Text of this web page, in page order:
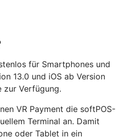
für Smartphones und
13.0 und iOS ab Version
zur Verfügung.
VR Payment die softPOS-
Terminal an. Damit
oder Tablet in ein